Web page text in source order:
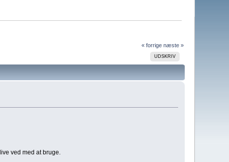
« forrige næste »
UDSKRIV
ved med at bruge.